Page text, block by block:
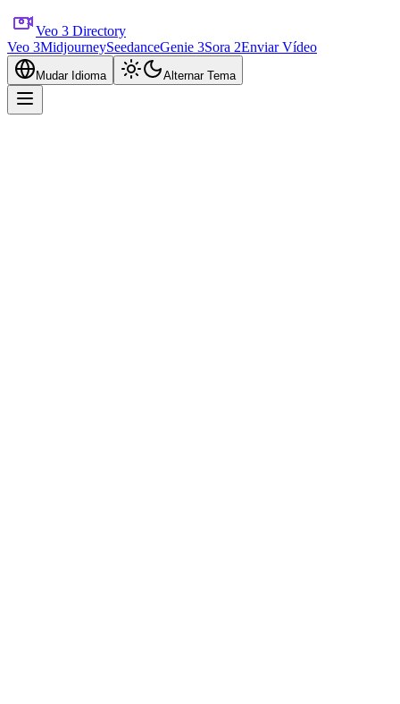
Veo 3 Directory
Veo 3MidjourneySeedanceGenie 3Sora 2Enviar Vídeo
Mudar Idioma Alternar Tema